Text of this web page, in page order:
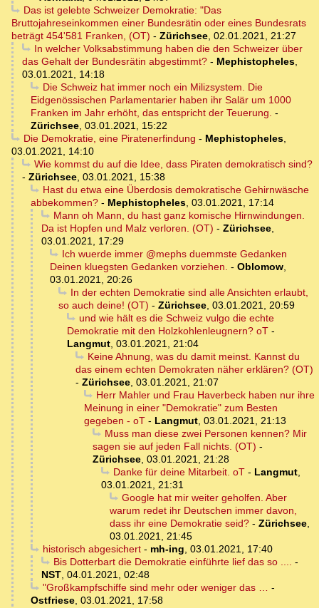
Das ist gelebte Schweizer Demokratie: "Das
Bruttojahreseinkommen einer Bundesrätin oder eines Bundesrats
beträgt 454'581 Franken, (OT) - Zürichsee, 02.01.2021, 21:27
In welcher Volksabstimmung haben die den Schweizer über
das Gehalt der Bundesrätin abgestimmt? - Mephistopheles,
03.01.2021, 14:18
Die Schweiz hat immer noch ein Milizsystem. Die
Eidgenössischen Parlamentarier haben ihr Salär um 1000
Franken im Jahr erhöht, das entspricht der Teuerung. -
Zürichsee, 03.01.2021, 15:22
Die Demokratie, eine Piratenerfindung - Mephistopheles,
03.01.2021, 14:10
Wie kommst du auf die Idee, dass Piraten demokratisch sind?
- Zürichsee, 03.01.2021, 15:38
Hast du etwa eine Überdosis demokratische Gehirnwäsche
abbekommen? - Mephistopheles, 03.01.2021, 17:14
Mann oh Mann, du hast ganz komische Hirnwindungen.
Da ist Hopfen und Malz verloren. (OT) - Zürichsee,
03.01.2021, 17:29
Ich wuerde immer @mephs duemmste Gedanken
Deinen kluegsten Gedanken vorziehen. - Oblomow,
03.01.2021, 20:26
In der echten Demokratie sind alle Ansichten erlaubt,
so auch deine! (OT) - Zürichsee, 03.01.2021, 20:59
und wie hält es die Schweiz vulgo die echte
Demokratie mit den Holzkohlenleugnern? oT -
Langmut, 03.01.2021, 21:04
Keine Ahnung, was du damit meinst. Kannst du
das einem echten Demokraten näher erklären? (OT)
- Zürichsee, 03.01.2021, 21:07
Herr Mahler und Frau Haverbeck haben nur ihre
Meinung in einer "Demokratie" zum Besten
gegeben - oT - Langmut, 03.01.2021, 21:13
Muss man diese zwei Personen kennen? Mir
sagen sie auf jeden Fall nichts. (OT) -
Zürichsee, 03.01.2021, 21:28
Danke für deine Mitarbeit. oT- Langmut,
03.01.2021, 21:31
Google hat mir weiter geholfen. Aber
warum redet ihr Deutschen immer davon,
dass ihr eine Demokratie seid? - Zürichsee,
03.01.2021, 21:45
historisch abgesichert- mh-ing, 03.01.2021, 17:40
Bis Dotterbart die Demokratie einführte lief das so .... -
NST, 04.01.2021, 02:48
"Großkampfschiffe sind mehr oder weniger das … -
Ostfriese, 03.01.2021, 17:58